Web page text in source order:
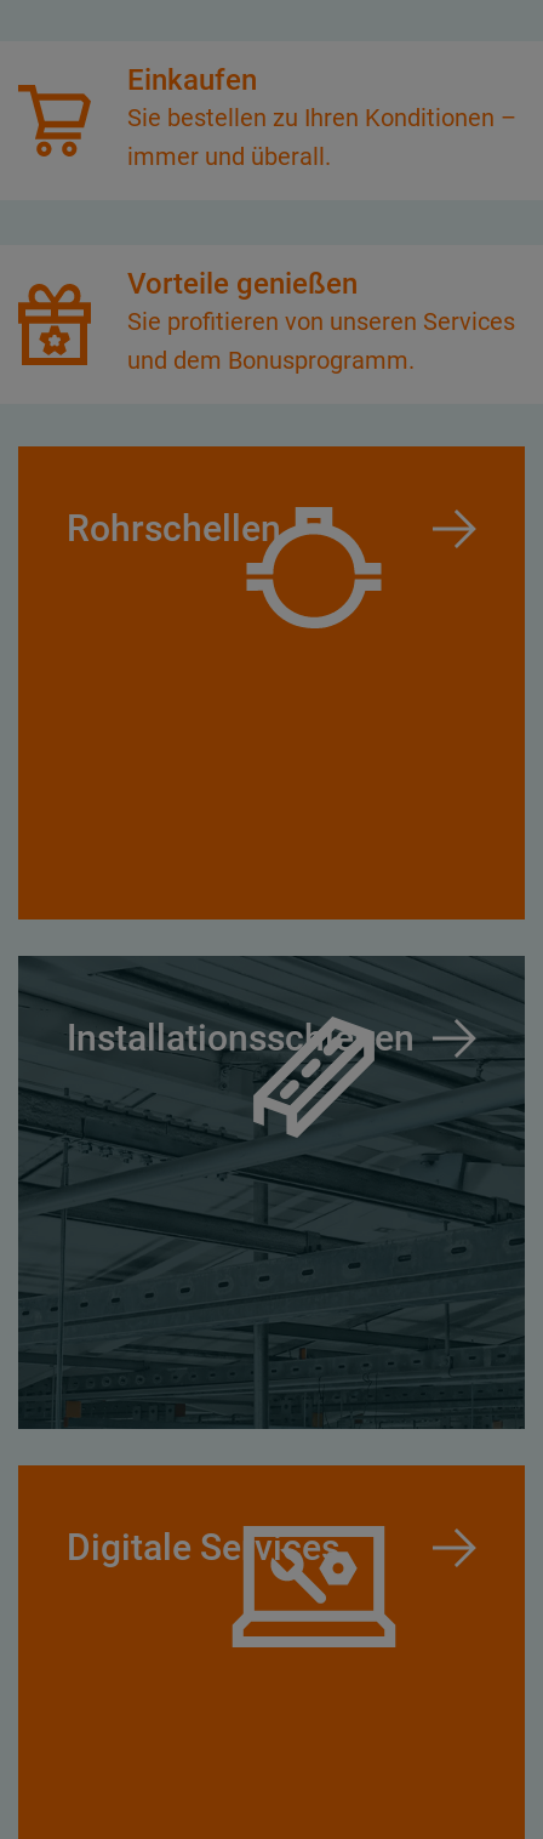
Einkaufen
Sie bestellen zu Ihren Konditionen –
immer und überall.
Vorteile genießen
Sie profitieren von unseren Services
und dem Bonusprogramm.
Rohrschellen
Installationsschienen
Digitale Services